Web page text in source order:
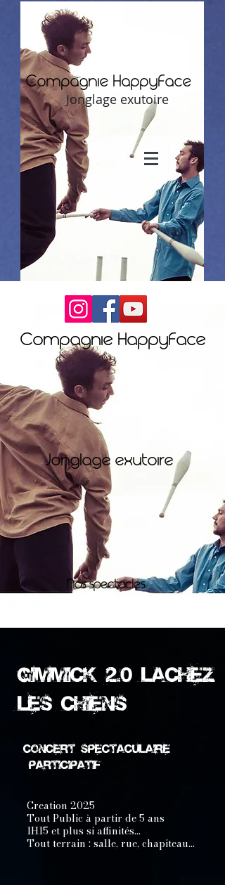
Compagnie HappyFace
Jonglage exutoire
Compagnie HappyFace
Jonglage exutoire
Nos spectacles
Gimmick 2.0 lachez
les chiens
Concert spectaculaire
participatif
Creation 2025
Tout Public à partir de 5 ans
1H15 et plus siaffinités...
Tout terrain : salle, rue, chapiteau...